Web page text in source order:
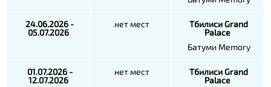
24.06.2026 -
05.07.2026
нет мест ТбилисиGrand
Palace
Батуми Memory
01.07.2026 -
12.07.2026
нет мест ТбилисиGrand
Palace